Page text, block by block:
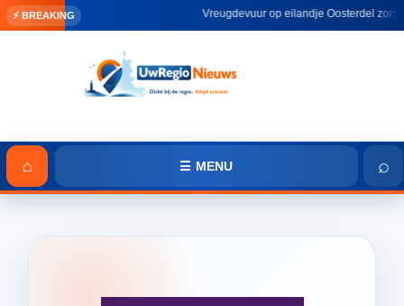
⚡ BREAKING Vreugdevuur op eilandje Oosterdel zorgt
⌂ ☰ MENU ⌕